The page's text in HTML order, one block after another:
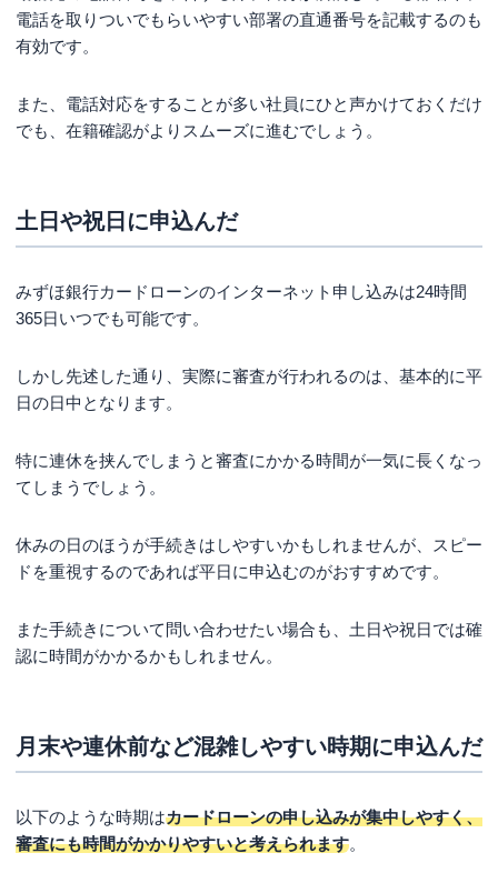
電話を取りついでもらいやすい部署の直通番号を記載するのも
有効です。
また、電話対応をすることが多い社員にひと声かけておくだけ
でも、在籍確認がよりスムーズに進むでしょう。
土日や祝日に申込んだ
みずほ銀行カードローンのインターネット申し込みは24時間
365日いつでも可能です。
しかし先述した通り、実際に審査が行われるのは、基本的に平
日の日中となります。
特に連休を挟んでしまうと審査にかかる時間が一気に長くなっ
てしまうでしょう。
休みの日のほうが手続きはしやすいかもしれませんが、スピー
ドを重視するのであれば平日に申込むのがおすすめです。
また手続きについて問い合わせたい場合も、土日や祝日では確
認に時間がかかるかもしれません。
月末や連休前など混雑しやすい時期に申込んだ
以下のような時期はカードローンの申し込みが集中しやすく、
審査にも時間がかかりやすいと考えられます。